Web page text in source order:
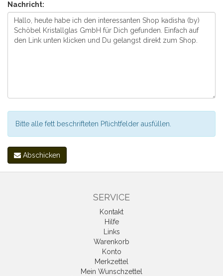
Nachricht:
Bitte alle fett beschrifteten Pflichtfelder ausfüllen.
Abschicken
SERVICE
Kontakt
Hilfe
Links
Warenkorb
Konto
Merkzettel
Mein Wunschzettel